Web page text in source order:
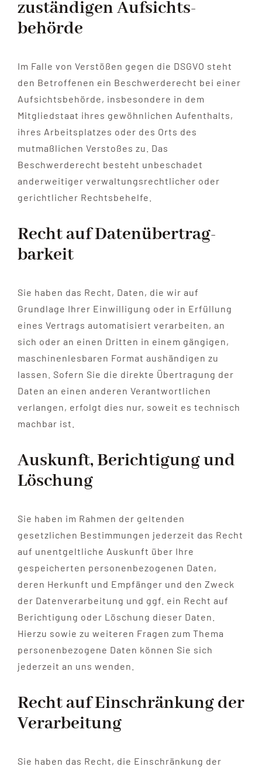
zuständigen Aufsichts­
behörde
Im Falle von Verstößen gegen die DSGVO steht
den Betroffenen ein Beschwerderecht bei einer
Aufsichtsbehörde, insbesondere in dem
Mitgliedstaat ihres gewöhnlichen Aufenthalts,
ihres Arbeitsplatzes oder des Orts des
mutmaßlichen Verstoßes zu. Das
Beschwerderecht besteht unbeschadet
anderweitiger verwaltungsrechtlicher oder
gerichtlicher Rechtsbehelfe.
Recht auf Daten­übertrag­
barkeit
Sie haben das Recht, Daten, die wir auf
Grundlage Ihrer Einwilligung oder in Erfüllung
eines Vertrags automatisiert verarbeiten, an
sich oder an einen Dritten in einem gängigen,
maschinenlesbaren Format aushändigen zu
lassen. Sofern Sie die direkte Übertragung der
Daten an einen anderen Verantwortlichen
verlangen, erfolgt dies nur, soweit es technisch
machbar ist.
Auskunft, Berichtigung und
Löschung
Sie haben im Rahmen der geltenden
gesetzlichen Bestimmungen jederzeit das Recht
auf unentgeltliche Auskunft über Ihre
gespeicherten personenbezogenen Daten,
deren Herkunft und Empfänger und den Zweck
der Datenverarbeitung und ggf. ein Recht auf
Berichtigung oder Löschung dieser Daten.
Hierzu sowie zu weiteren Fragen zum Thema
personenbezogene Daten können Sie sich
jederzeit an uns wenden.
Recht auf Einschränkung der
Verarbeitung
Sie haben das Recht, die Einschränkung der